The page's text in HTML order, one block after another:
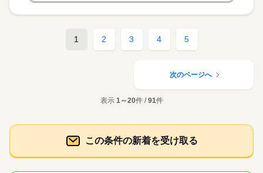
1 2 3 4 5
次のページへ
表示 1～20件 /91件
この条件の新着を受け取る